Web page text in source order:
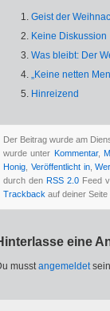
Geist der
Keine Diskussion
Was bleibt: Der
„Keine netten
Hinreizend
Der Beitrag wurde am
wurde unter Kommentar,
Honig Veröffentlicht in,
durch den RSS 2.0 Feed
Trackback auf deiner Seite
eine
musst angemeldet